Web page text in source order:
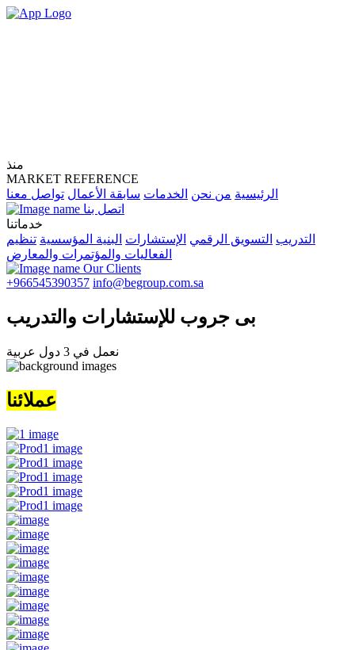
منذ
MARKET REFERENCE
الرئيسية من نحن الخدمات سابقة الأعمال تواصل معنا
اتصل بنا
خدماتنا
التدريب التسويق الرقمي الإستشارات البنية المؤسسية تنظيم
الفعاليات والمؤتمرات والمعارض
Our Clients
+966545390357 info@begroup.com.sa
بى جروب للإستشارات والتدريب
نعمل في 3 دول عربية
عملائنا